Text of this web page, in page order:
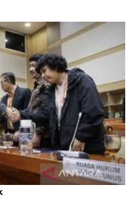
di HCU hingga KPK